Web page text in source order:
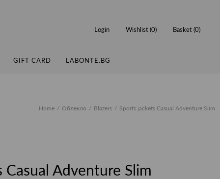
GIFT CARD LABONTE.BG
Login Wishlist (0) Basket (0)
Home Облекло Blazers Sports jackets Casual Adventure Slim
Casual Adventure Slim